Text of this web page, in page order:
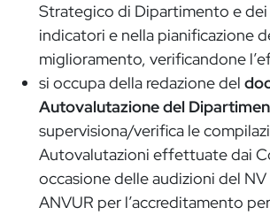
Strategico di Dipartimento e dei
indicatori e nella pianificazione
miglioramento, verificandone
si occupa della redazione del
Autovalutazione del
supervisiona/verifica le
Autovalutazioni effettuate dai
occasione delle audizioni del
ANVUR per l’accreditamento